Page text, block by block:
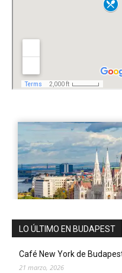
LO ÚLTIMO EN BUDAPEST
Café New York de
21 marzo, 2026